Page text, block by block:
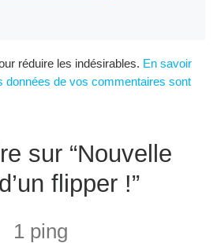
réduire les indésirables. En savoir
données de vos commentaires sont
sur “Nouvelle
flipper !”
1 ping